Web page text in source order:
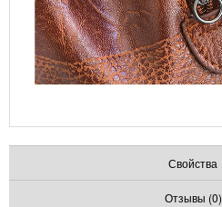
Свойства
Отзывы (0)